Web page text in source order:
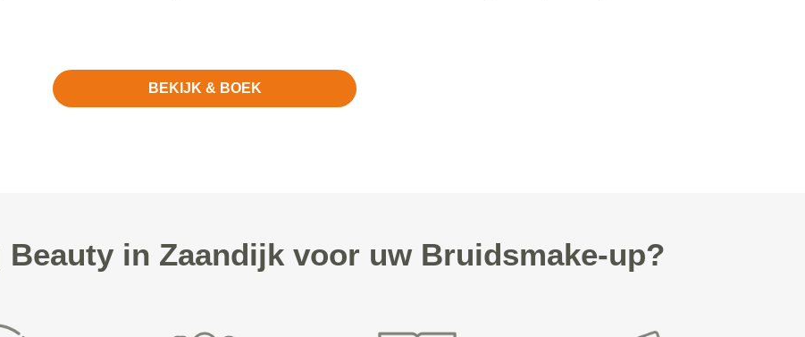
BEKIJK & BOEK
Beauty in Zaandijk voor uw Bruidsmake-up?